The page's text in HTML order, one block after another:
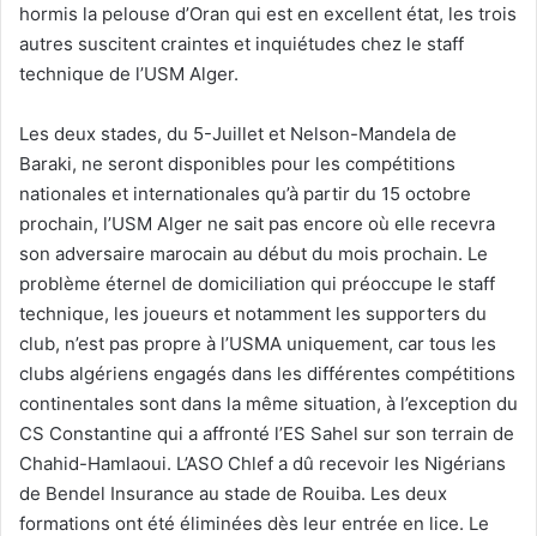
hormis la pelouse d’Oran qui est en excellent état, les trois
autres suscitent craintes et inquiétudes chez le staff
technique de l’USM Alger.
Les deux stades, du 5-Juillet et Nelson-Mandela de
Baraki, ne seront disponibles pour les compétitions
nationales et internationales qu’à partir du 15 octobre
prochain, l’USM Alger ne sait pas encore où elle recevra
son adversaire marocain au début du mois prochain. Le
problème éternel de domiciliation qui préoccupe le staff
technique, les joueurs et notamment les supporters du
club, n’est pas propre à l’USMA uniquement, car tous les
clubs algériens engagés dans les différentes compétitions
continentales sont dans la même situation, à l’exception du
CS Constantine qui a affronté l’ES Sahel sur son terrain de
Chahid-Hamlaoui. L’ASO Chlef a dû recevoir les Nigérians
de Bendel Insurance au stade de Rouiba. Les deux
formations ont été éliminées dès leur entrée en lice. Le